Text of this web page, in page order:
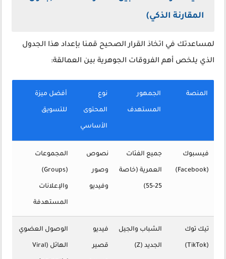
المقارنة الذكي)
لمساعدتك في اتخاذ القرار الصحيح قمنا بإعداد هذا الجدول
الذي يلخص أهم الفروقات الجوهرية بين العمالقة:
المنصة الجمهور
المستهدف
نوع
المحتوى
الأساسي
أفضل ميزة
للتسويق
فيسبوك
(Facebook)
جميع الفئات
العمرية (خاصة
25-55)
نصوص
وصور
وفيديو
المجموعات
(Groups)
والإعلانات
المستهدفة
تيك توك
(TikTok)
الشباب والجيل
الجديد (Z)
فيديو
قصير
الوصول العضوي
الهائل (Viral